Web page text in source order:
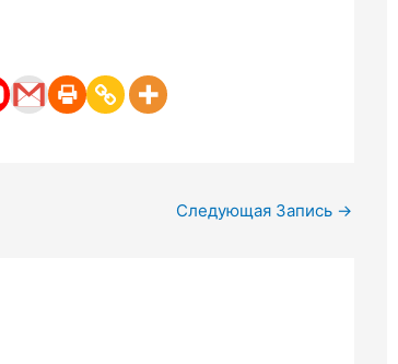
Следующая Запись →